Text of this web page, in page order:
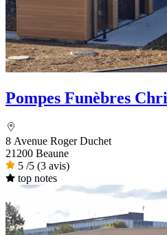
Pompes Funèbres
8 Avenue Roger Duchet
21200 Beaune
5 /5 (3 avis)
top notes